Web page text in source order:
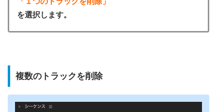
を選択します。
複数のトラックを削除